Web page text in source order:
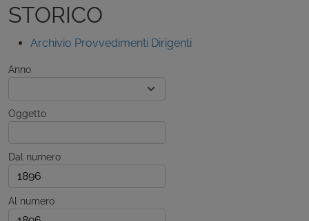
STORICO
Archivio Provvedimenti Dirigenti
Anno
Oggetto
Dal numero
Al numero